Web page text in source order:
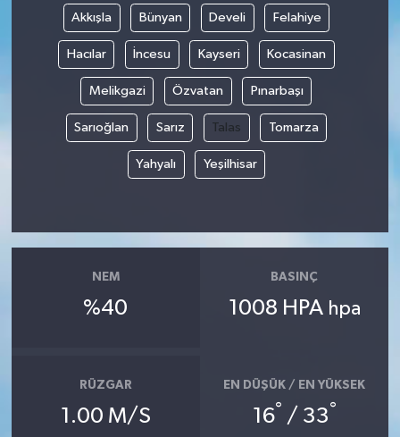
Akkışla Bünyan Develi Felahiye
Hacılar İncesu Kayseri Kocasinan
Melikgazi Özvatan Pınarbaşı
Sarıoğlan Sarız Talas Tomarza
Yahyalı Yeşilhisar
NEM
%40
BASINÇ
1008 HPA hpa
RÜZGAR
1.00 M/S
EN DÜŞÜK / EN YÜKSEK
16° / 33°